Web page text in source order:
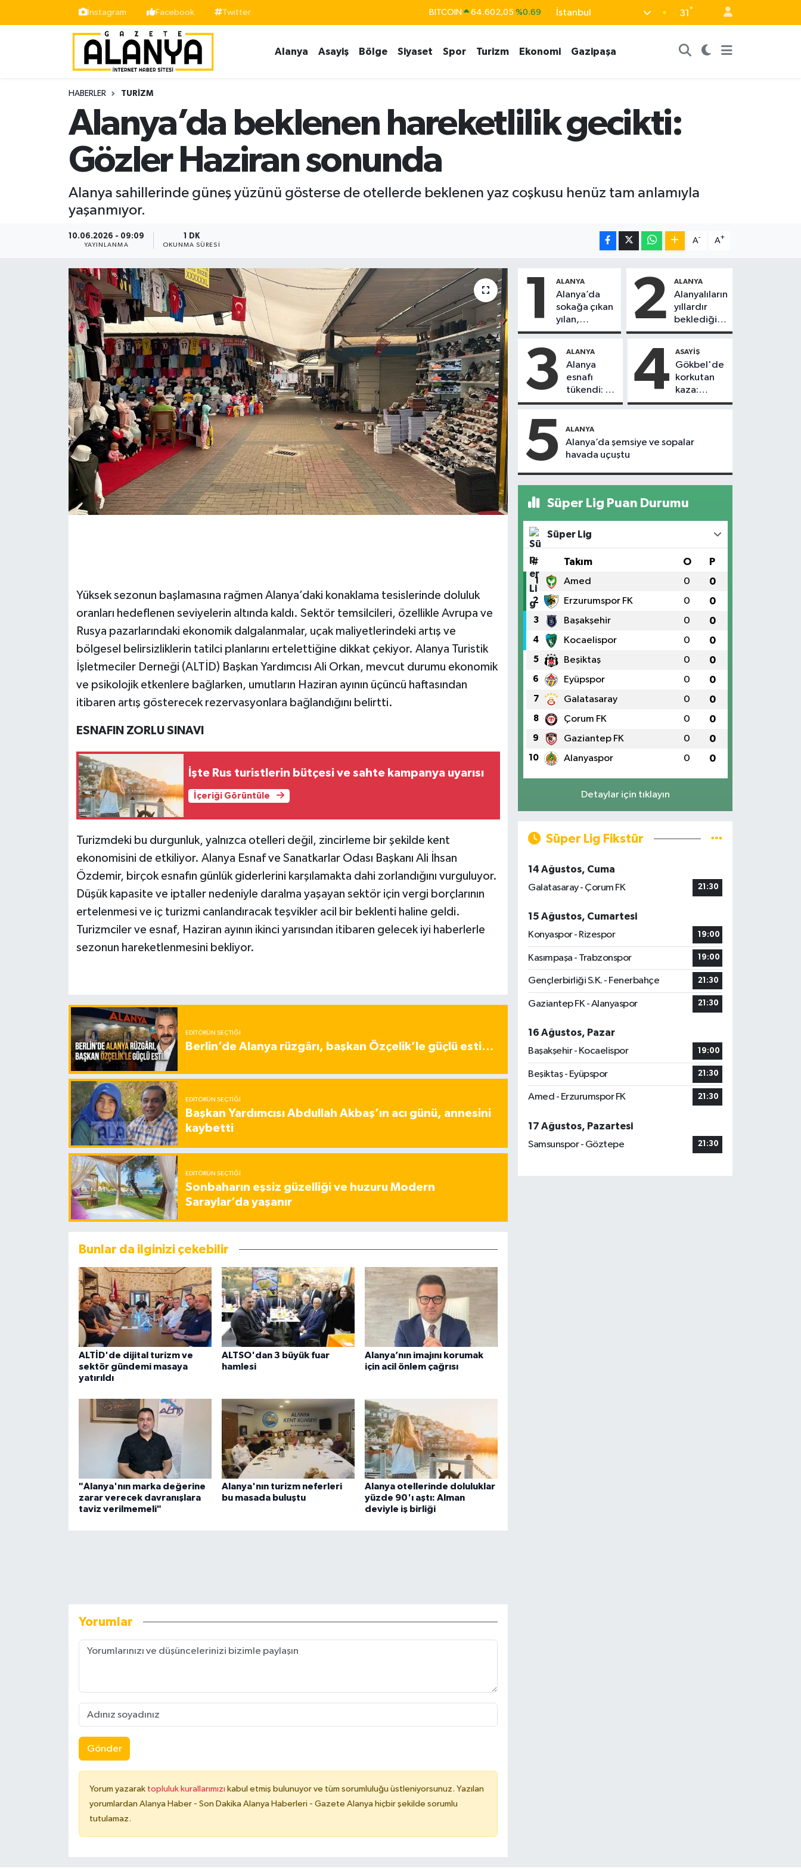
İnstagram Facebook Twitter
DOLAR 47,6006 %0.06
BİST100 13.768 %48
İstanbul 31 °
Alanya Asayiş Bölge Siyaset Spor Turizm Ekonomi Gazipaşa
HABERLER TURIZM
Alanya’da beklenen hareketlilik gecikti:
Gözler Haziran sonunda
Alanya sahillerinde güneş yüzünü gösterse de otellerde beklenen yaz coşkusu henüz tam anlamıyla
yaşanmıyor.
10.06.2026 - 09:09
YAYINLANMA
1 DK
OKUNMA SÜRESI
A- A+
Yüksek sezonun başlamasına rağmen Alanya’daki konaklama tesislerinde doluluk
oranları hedeflenen seviyelerin altında kaldı. Sektör temsilcileri, özellikle Avrupa ve
Rusya pazarlarındaki ekonomik dalgalanmalar, uçak maliyetlerindeki artış ve
bölgesel belirsizliklerin tatilci planlarını ertelettiğine dikkat çekiyor. Alanya Turistik
İşletmeciler Derneği (ALTİD) Başkan Yardımcısı Ali Orkan, mevcut durumu ekonomik
ve psikolojik etkenlere bağlarken, umutların Haziran ayının üçüncü haftasından
itibaren artış gösterecek rezervasyonlara bağlandığını belirtti.
ESNAFIN ZORLU SINAVI
İşte Rus turistlerin bütçesi ve sahte kampanya uyarısı
İçeriği Görüntüle
Turizmdeki bu durgunluk, yalnızca otelleri değil, zincirleme bir şekilde kent
ekonomisini de etkiliyor. Alanya Esnaf ve Sanatkarlar Odası Başkanı Ali İhsan
Özdemir, birçok esnafın günlük giderlerini karşılamakta dahi zorlandığını vurguluyor.
Düşük kapasite ve iptaller nedeniyle daralma yaşayan sektör için vergi borçlarının
ertelenmesi ve iç turizmi canlandıracak teşvikler acil bir beklenti haline geldi.
Turizmciler ve esnaf, Haziran ayının ikinci yarısından itibaren gelecek iyi haberlerle
sezonun hareketlenmesini bekliyor.
EDITÖRÜN SEÇTIĞI
Berlin’de Alanya rüzgârı, başkan Özçelik’le güçlü esti…
EDITÖRÜN SEÇTIĞI
Başkan Yardımcısı Abdullah Akbaş’ın acı günü, annesini
kaybetti
EDITÖRÜN SEÇTIĞI
Sonbaharın eşsiz güzelliği ve huzuru Modern
Saraylar’da yaşanır
Bunlar da ilginizi çekebilir
ALTİD'de dijital turizm ve
sektör gündemi masaya
yatırıldı
ALTSO'dan 3 büyük fuar
hamlesi
Alanya’nın imajını korumak
için acil önlem çağrısı
"Alanya'nın marka değerine
zarar verecek davranışlara
taviz verilmemeli"
Alanya'nın turizm neferleri
bu masada buluştu
Alanya otellerinde doluluklar
yüzde 90'ı aştı: Alman
deviyle iş birliği
Yorumlar
Gönder
Yorum yazarak topluluk kurallarımızı kabul etmiş bulunuyor ve tüm sorumluluğu üstleniyorsunuz. Yazılan
yorumlardan Alanya Haber - Son Dakika Alanya Haberleri - Gazete Alanya hiçbir şekilde sorumlu
tutulamaz.
1 ALANYA
Alanya’da
sokağa çıkan
yılan,
vatandaşı
2 ALANYA
Alanyalıların
yıllardır
beklediği
yol askıdan
3 ALANYA
Alanya
esnafı
tükendi: 1
ayda 150
kapandı
4 ASAYIŞ
Gökbel'de
korkutan
kaza:
Başkanın
çarptı
5 ALANYA
Alanya’da şemsiye ve sopalar
havada uçuştu
Süper Lig Puan Durumu
Süper Lig
# Takım O P
1 Amed 0 0
2 Erzurumspor FK 0 0
3 Başakşehir 0 0
4 Kocaelispor 0 0
5 Beşiktaş 0 0
6 Eyüpspor 0 0
7 Galatasaray 0 0
8 Çorum FK 0 0
9 Gaziantep FK 0 0
10 Alanyaspor 0 0
Detaylar için tıklayın
Süper Lig Fikstür
14 Ağustos, Cuma
Galatasaray - Çorum FK
21:30
15 Ağustos, Cumartesi
Konyaspor - Rizespor
19:00
Kasımpaşa - Trabzonspor 19:00
Gençlerbirliği S.K. - Fenerbahçe 21:30
Gaziantep FK - Alanyaspor 21:30
16 Ağustos, Pazar
Başakşehir - Kocaelispor
19:00
Beşiktaş - Eyüpspor 21:30
Amed - Erzurumspor FK 21:30
17 Ağustos, Pazartesi
Samsunspor - Göztepe
21:30
Siyaset
İstanbul Nöbetçi Eczaneler
İstanbul Hava Durumu
Süper Lig Puan Durumu ve Fikstür
Tüm Manşetler
Son Dakika Haberleri